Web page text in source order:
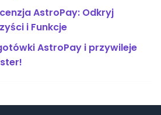
AstroPay: Odkryj
i Funkcje
AstroPay i przywileje